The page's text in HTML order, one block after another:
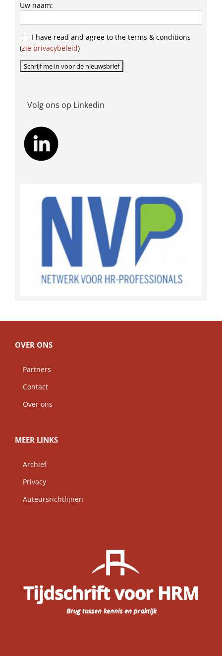
Uw naam:
I have read and agree to the terms & conditions
(zie privacybeleid)
Volg ons op Linkedin
OVER ONS
Partners
Contact
Over ons
MEER LINKS
Archief
Privacy
Auteursrichtlijnen